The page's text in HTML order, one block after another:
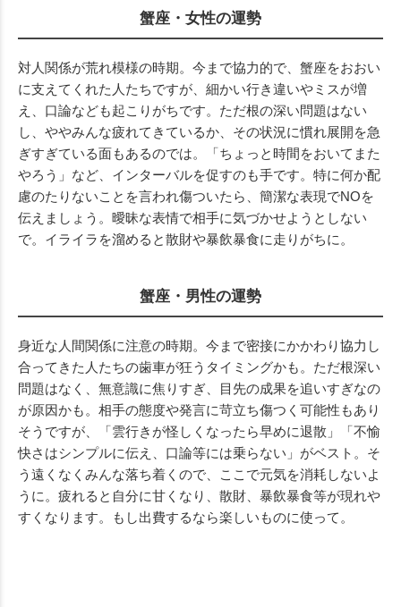
蟹座・女性の運勢
対人関係が荒れ模様の時期。今まで協力的で、蟹座をおおい
に支えてくれた人たちですが、細かい行き違いやミスが増
え、口論なども起こりがちです。ただ根の深い問題はない
し、ややみんな疲れてきているか、その状況に慣れ展開を急
ぎすぎている面もあるのでは。「ちょっと時間をおいてまた
やろう」など、インターバルを促すのも手です。特に何か配
慮のたりないことを言われ傷ついたら、簡潔な表現でNOを
伝えましょう。曖昧な表情で相手に気づかせようとしない
で。イライラを溜めると散財や暴飲暴食に走りがちに。
蟹座・男性の運勢
身近な人間関係に注意の時期。今まで密接にかかわり協力し
合ってきた人たちの歯車が狂うタイミングかも。ただ根深い
問題はなく、無意識に焦りすぎ、目先の成果を追いすぎなの
が原因かも。相手の態度や発言に苛立ち傷つく可能性もあり
そうですが、「雲行きが怪しくなったら早めに退散」「不愉
快さはシンプルに伝え、口論等には乗らない」がベスト。そ
う遠くなくみんな落ち着くので、ここで元気を消耗しないよ
うに。疲れると自分に甘くなり、散財、暴飲暴食等が現れや
すくなります。もし出費するなら楽しいものに使って。